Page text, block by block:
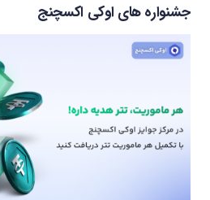
جشنواره های اوکی اکسچنج